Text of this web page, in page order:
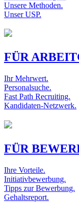
Unsere Methoden.
Unser USP.
FÜR
Ihr Mehrwert.
Personalsuche.
Fast Path Recruiting.
Kandidaten-Netzwerk.
FÜR
Ihre Vorteile.
Initiativbewerbung.
Tipps zur Bewerbung.
Gehaltsreport.